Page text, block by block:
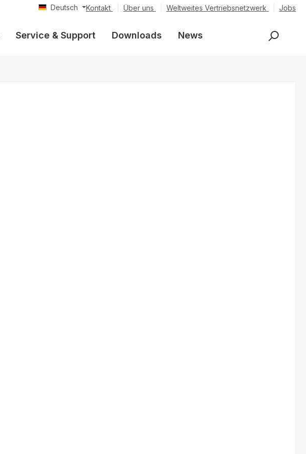
Deutsch Kontakt Über uns Weltweites Vertriebsnetzwerk Jobs
Service & Support Downloads News